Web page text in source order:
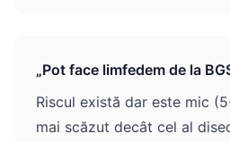
„Pot face limfedem de la
Riscul există dar este mic
mai scăzut decât cel al